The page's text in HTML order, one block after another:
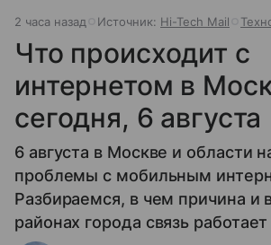
2 часа назад Источник: Hi-Tech Mail
Что происходит с
интернетом в
сегодня, 6 августа
6 августа в Москве и области
проблемы с мобильным
Разбираемся, в чем причина и
районах города связь